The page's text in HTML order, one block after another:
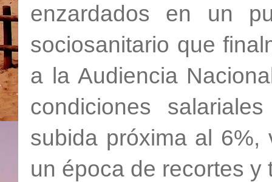
enzardados en un
sociosanitario que
a la Audiencia
condiciones
subida próxima al
un época de recortes y